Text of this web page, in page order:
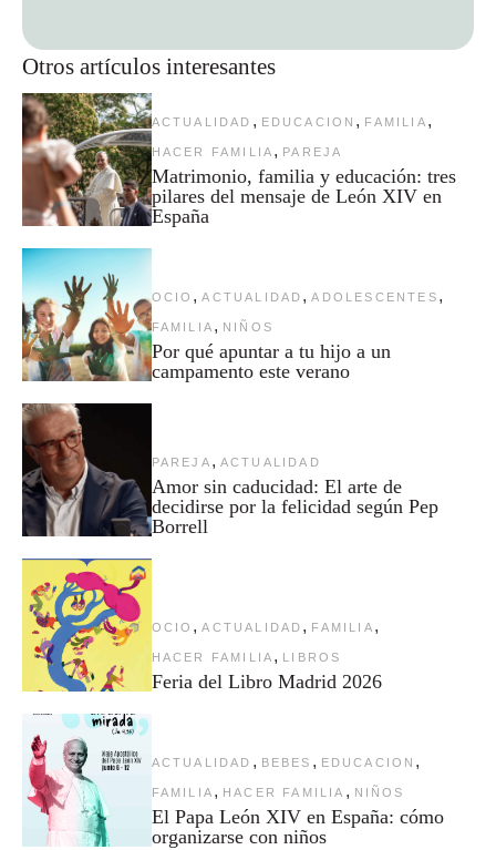
Otros artículos interesantes
ACTUALIDAD , EDUCACION , FAMILIA ,
HACER FAMILIA , PAREJA
Matrimonio, familia y educación: tres
pilares del mensaje de León XIV en
España
OCIO , ACTUALIDAD , ADOLESCENTES ,
FAMILIA , NIÑOS
Por qué apuntar a tu hijo a un
campamento este verano
PAREJA , ACTUALIDAD
Amor sin caducidad: El arte de
decidirse por la felicidad según Pep
Borrell
OCIO , ACTUALIDAD , FAMILIA ,
HACER FAMILIA , LIBROS
Feria del Libro Madrid 2026
ACTUALIDAD , BEBES , EDUCACION ,
FAMILIA , HACER FAMILIA , NIÑOS
El Papa León XIV en España: cómo
organizarse con niños